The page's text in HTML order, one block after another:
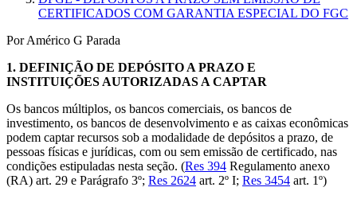
CERTIFICADOS COM GARANTIA ESPECIAL DO FGC
Por Américo G Parada
1. DEFINIÇÃO DE DEPÓSITO A PRAZO E
INSTITUIÇÕES AUTORIZADAS A CAPTAR
Os bancos múltiplos, os bancos comerciais, os bancos de
investimento, os bancos de desenvolvimento e as caixas econômicas
podem captar recursos sob a modalidade de depósitos a prazo, de
pessoas físicas e jurídicas, com ou sem emissão de certificado, nas
condições estipuladas nesta seção. (Res 394 Regulamento anexo
(RA) art. 29 e Parágrafo 3º; Res 2624 art. 2º I; Res 3454 art. 1º)